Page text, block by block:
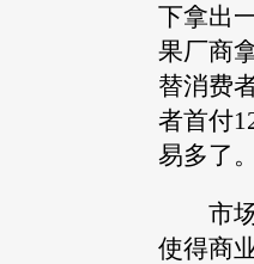
下拿出
果厂商
替消费
者首付
易多了
市场
使得商